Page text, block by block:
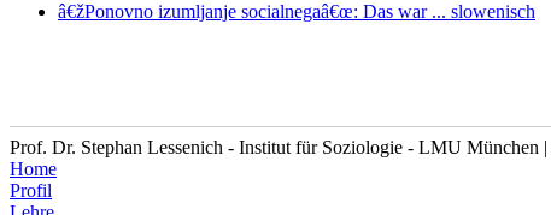
â€žPonovno izumljanje socialnegaâ€œ: Das war ... slowenisch
Prof. Dr. Stephan Lessenich - Institut für Soziologie - LMU München |
Home
Profil